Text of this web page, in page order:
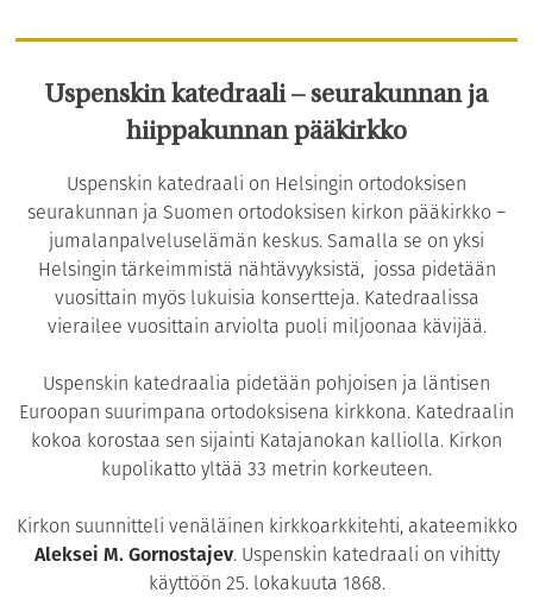
Uspenskin katedraali – seurakunnan ja
hiippakunnan pääkirkko
Uspenskin katedraali on Helsingin ortodoksisen
seurakunnan ja Suomen ortodoksisen kirkon pääkirkko –
jumalanpalveluselämän keskus. Samalla se on yksi
Helsingin tärkeimmistä nähtävyyksistä, jossa pidetään
vuosittain myös lukuisia konsertteja. Katedraalissa
vierailee vuosittain arviolta puoli miljoonaa kävijää.
Uspenskin katedraalia pidetään pohjoisen ja läntisen
Euroopan suurimpana ortodoksisena kirkkona. Katedraalin
kokoa korostaa sen sijainti Katajanokan kalliolla. Kirkon
kupolikatto yltää 33 metrin korkeuteen.
Kirkon suunnitteli venäläinen kirkkoarkkitehti, akateemikko
Aleksei M. Gornostajev. Uspenskin katedraali on vihitty
käyttöön 25. lokakuuta 1868.